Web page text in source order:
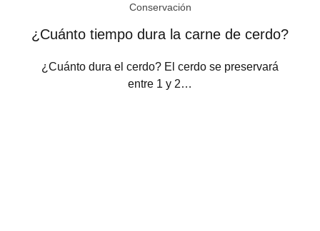
Conservación
¿Cuánto tiempo dura la carne de cerdo?
¿Cuánto dura el cerdo? El cerdo se preservará
entre 1 y 2…